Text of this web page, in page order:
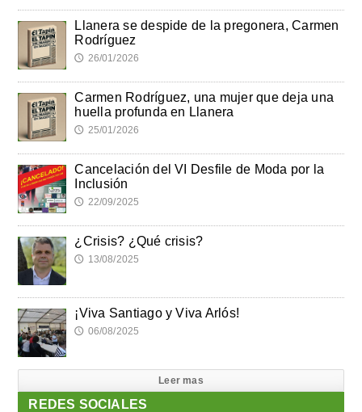
Llanera se despide de la pregonera, Carmen
Rodríguez
🕔 26/01/2026
Carmen Rodríguez, una mujer que deja una
huella profunda en Llanera
🕔 25/01/2026
Cancelación del VI Desfile de Moda por la
Inclusión
🕔 22/09/2025
¿Crisis? ¿Qué crisis?
🕔 13/08/2025
¡Viva Santiago y Viva Arlós!
🕔 06/08/2025
Leer mas
REDES SOCIALES